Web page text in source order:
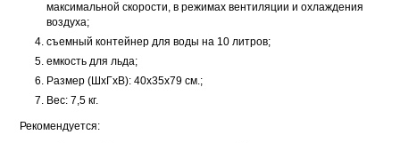
максимальной скорости, в режимах вентиляции и охлаждения
воздуха;
съемный контейнер для воды на 10 литров;
емкость для льда;
Размер (ШхГхВ): 40х35х79 см.;
Вес: 7,5 кг.
Рекомендуется: